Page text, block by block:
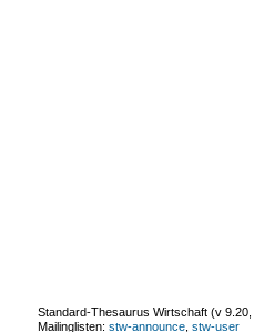
Standard-Thesaurus Wirtschaft (v 9.20
Mailinglisten: stw-announce stw-user